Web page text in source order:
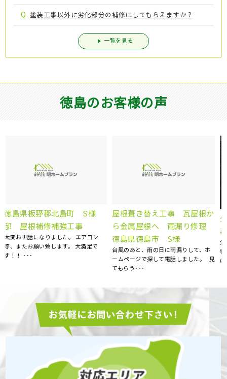
Q. 塗装工事以外に劣化部分の補修はしてもらえますか？
一覧を見る
徳島のお客様の声
外壁塗装工事 屋根塗装工
事 徳島県阿南市 S様邸
外壁の汚れが目立ち始めたので、お見
積もりをお願いしました。 とても丁寧
に見てくださり、コチラ･･･
屋根雨漏り補修 徳島県阿波
市 N様邸
天井にシミが出来ていることに気がつ
き、慌てて探した明ホームプランさん
に点検のお願いをしました･･･